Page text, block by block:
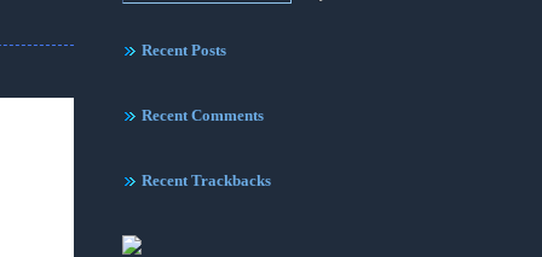
Recent Posts
Recent Comments
Recent Trackbacks